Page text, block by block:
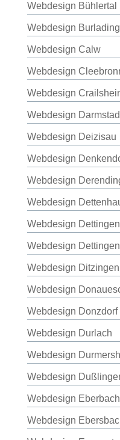
Webdesign Bühlertal
Webdesign
Webdesign Calw
Webdesign
Webdesign
Webdesign
Webdesign Deizisau
Webdesign
Webdesign
Webdesign
Webdesign
Webdesign
Webdesign Ditzingen
Webdesign
Webdesign Donzdorf
Webdesign Durlach
Webdesign
Webdesign
Webdesign Eberbach
Webdesign